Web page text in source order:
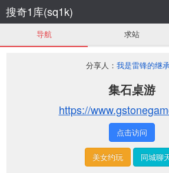
搜奇1库(sq1k)
导航 求站
分享人： 我是雷锋的继
集石桌游
https://
点击访问
美女约玩
同城聊